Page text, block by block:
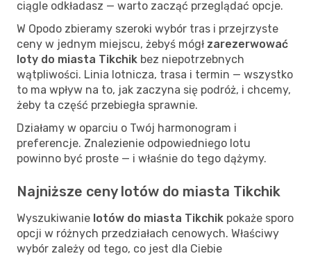
ciągle odkładasz — warto zacząć przeglądać opcje.
W Opodo zbieramy szeroki wybór tras i przejrzyste
ceny w jednym miejscu, żebyś mógł zarezerwować
loty do miasta Tikchik bez niepotrzebnych
wątpliwości. Linia lotnicza, trasa i termin — wszystko
to ma wpływ na to, jak zaczyna się podróż, i chcemy,
żeby ta część przebiegła sprawnie.
Działamy w oparciu o Twój harmonogram i
preferencje. Znalezienie odpowiedniego lotu
powinno być proste — i właśnie do tego dążymy.
Najniższe ceny lotów do miasta Tikchik
Wyszukiwanie lotów do miasta Tikchik pokaże sporo
opcji w różnych przedziałach cenowych. Właściwy
wybór zależy od tego, co jest dla Ciebie